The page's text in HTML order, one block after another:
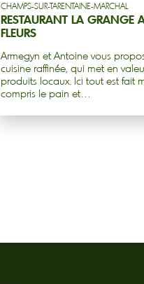
CHAMPS-SUR-TARENTAINE-MARCHAL
RESTAURANT LA GRANGE
FLEURS
Armegyn et Antoine vous
cuisine raffinée, qui met en
produits locaux. Ici tout est fait
compris le pain et…